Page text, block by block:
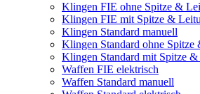
Klingen FIE ohne Spitze &
Klingen FIE mit Spitze &
Klingen Standard manuell
Klingen Standard ohne Spitze
Klingen Standard mit Spitze
Waffen FIE elektrisch
Waffen Standard manuell